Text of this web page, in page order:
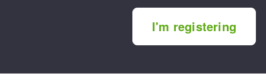
I'm registering